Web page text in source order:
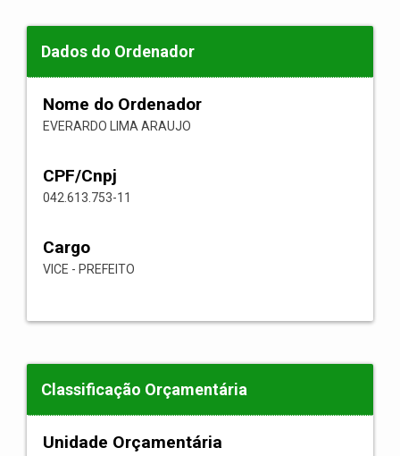
Dados do Ordenador
Nome do Ordenador
EVERARDO LIMA ARAUJO
CPF/Cnpj
042.613.753-11
Cargo
VICE - PREFEITO
Classificação Orçamentária
Unidade Orçamentária